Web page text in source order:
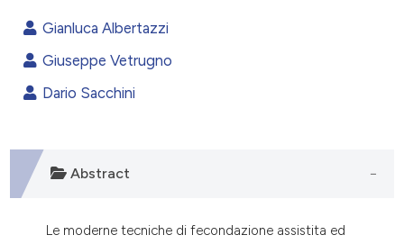
how this article has been
of the citation, a
describing whether
cited claim, and a label
Gianluca Albertazzi
Giuseppe Vetrugno
Dario Sacchini
Abstract
Le moderne tecniche di fecondazione assistita ed